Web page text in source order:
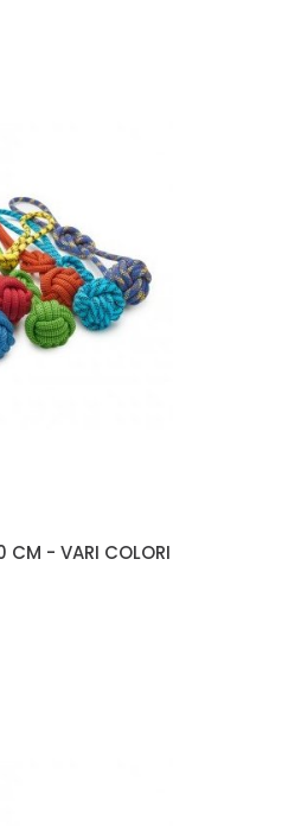
- VARI COLORI